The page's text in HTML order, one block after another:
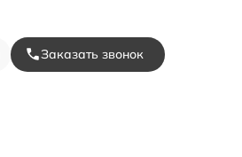
Заказать звонок